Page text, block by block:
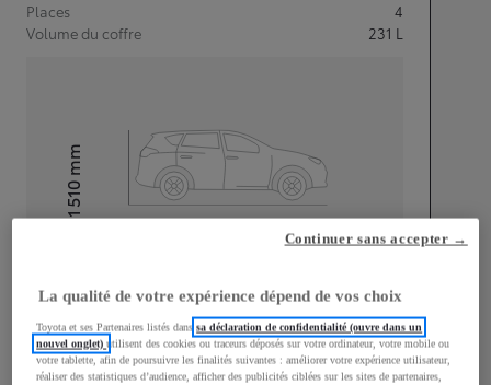
Places
4
Volume du coffre
231 L
Hauteur1 510
mm
La qualité de votre expérience dépend de vos choix
Toyota et ses Partenaires listés danssa déclaration de confidentialité (ouvre dans un
nouvel onglet)utilisent des cookies ou traceurs déposés sur votre ordinateur, votre mobile ou
votre tablette, afin de poursuivre les finalités suivantes : améliorer votre expérience utilisateur,
réaliser des statistiques d’audience, afficher des publicités ciblées sur les sites de partenaires,
Continuer sans accepter →